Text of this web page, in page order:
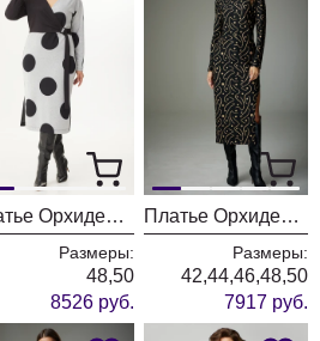
Платье ОрхидеяЛюкс 1318
Размеры:
48,50
8526 руб.
Платье ОрхидеяЛюкс 1331
Размеры:
42,44,46,48,50
7917 руб.